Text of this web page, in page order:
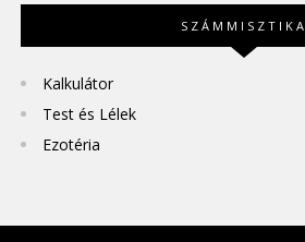
SZÁMMISZTIKA
Kalkulátor
Test és Lélek
Ezotéria